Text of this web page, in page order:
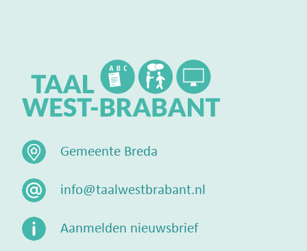
Gemeente Breda
info@taalwestbrabant.nl
Aanmelden nieuwsbrief